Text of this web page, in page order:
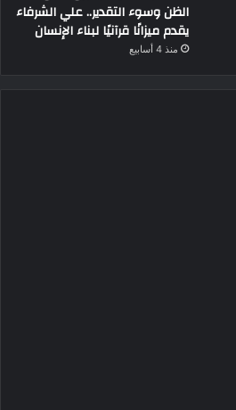
الظن وسوء التقدير.. علي الشرفاء
يقدم ميزانًا قرآنيًا لبناء الإنسان
منذ 4 أسابيع